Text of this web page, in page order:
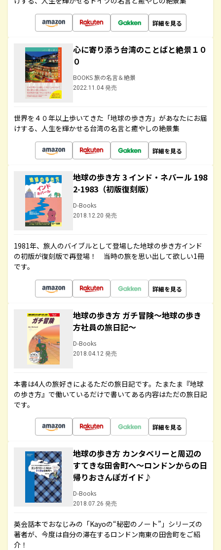
詳細を見る
心に寄り添う台湾のことばと絶景１０
０
BOOKS 旅の名言＆絶景
2022.11.04 発売
世界を４０年以上歩いてきた「地球の歩き方」があなたにお届
けする、人生を輝かせる台湾の名言と癒やしの絶景集
詳細を見る
地球の歩き方 3 インド・ネパール 198
2-1983（初版復刻版）
D-Books
2018.12.20 発売
1981年、旅人のバイブルとして登場した地球の歩き方インド
の初版が復刻版で再登場！ 当時の旅を思い出して欲しい1冊
です。
詳細を見る
地球の歩き方 ガチ冒険～地球の歩き
方社員の旅日記～
D-Books
2018.04.12 発売
本書は4人の旅好きによるただの旅日記です。たまたま『地球
の歩き方』で働いているだけで書いてある内容はただの旅日記
です。
詳細を見る
地球の歩き方 カンタベリーと周辺の
すてきな田舎町へ～ロンドンからの日
帰りおさんぽガイド♪
D-Books
2018.07.26 発売
英会話本でおなじみの「Kayoの“秘密のノート”」シリーズの
著者が、今度は自分の滞在するロンドン南東の田舎町をご紹
介！